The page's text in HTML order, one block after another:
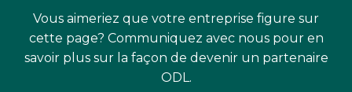
Vous aimeriez que votre entreprise figure sur
cette page? Communiquez avec nous pour en
savoir plus sur la façon de devenir un partenaire
ODL.